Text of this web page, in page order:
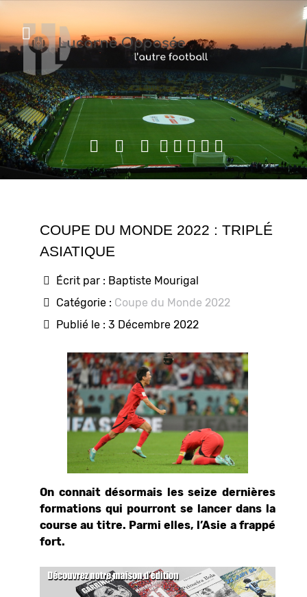
COUPE DU MONDE 2022 : TRIPLÉ
ASIATIQUE
Écrit par : Baptiste Mourigal
Catégorie : Coupe du Monde 2022
Publié le : 3 Décembre 2022
On connait désormais les seize dernières
formations qui pourront se lancer dans la
course au titre. Parmi elles, l’Asie a frappé
fort.